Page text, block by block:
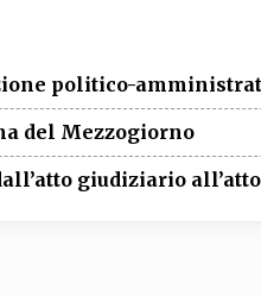
politico-
del Mezzogiorno
giudiziario